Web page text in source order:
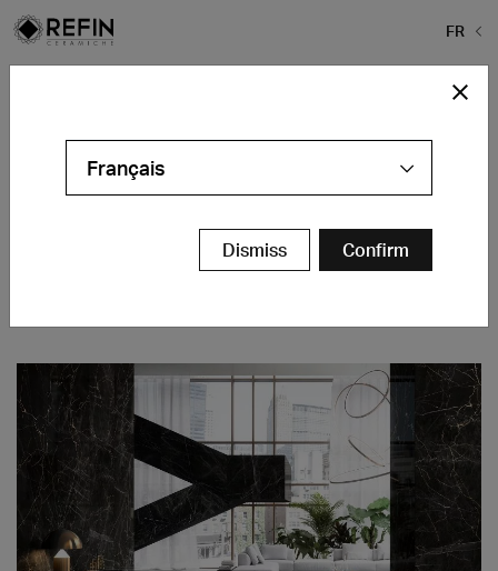
FR
Dubai World Trade Centre
Français
Dismiss Confirm